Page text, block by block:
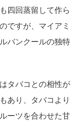
四回蒸留して作ら
ですが、マイアミ
バンクールの独特
タバコとの相性が
あり、タバコより
ーツを合わせた甘